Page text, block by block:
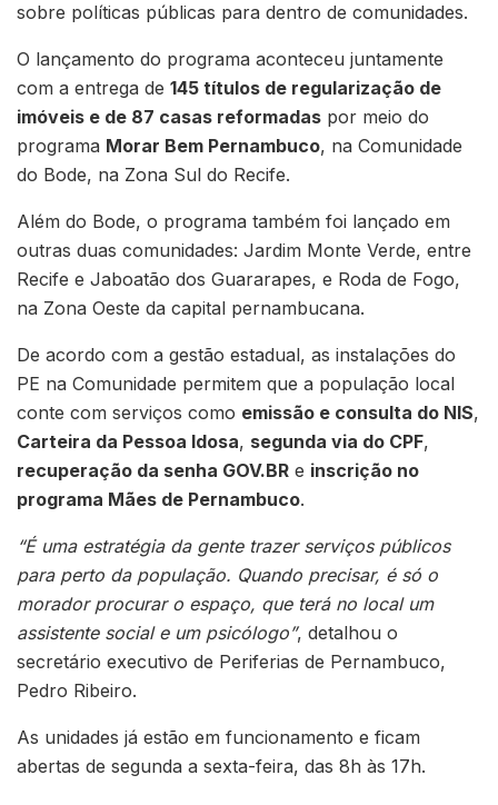
sobre políticas públicas para dentro de comunidades.
O lançamento do programa aconteceu juntamente
com a entrega de 145 títulos de regularização de
imóveis e de 87 casas reformadas por meio do
programa Morar Bem Pernambuco, na Comunidade
do Bode, na Zona Sul do Recife.
Além do Bode, o programa também foi lançado em
outras duas comunidades: Jardim Monte Verde, entre
Recife e Jaboatão dos Guararapes, e Roda de Fogo,
na Zona Oeste da capital pernambucana.
De acordo com a gestão estadual, as instalações do
PE na Comunidade permitem que a população local
conte com serviços como emissão e consulta do NIS,
Carteira da Pessoa Idosa, segunda via do CPF,
recuperação da senha GOV.BR e inscrição no
programa Mães de Pernambuco.
“É uma estratégia da gente trazer serviços públicos
para perto da população. Quando precisar, é só o
morador procurar o espaço, que terá no local um
assistente social e um psicólogo”, detalhou o
secretário executivo de Periferias de Pernambuco,
Pedro Ribeiro.
As unidades já estão em funcionamento e ficam
abertas de segunda a sexta-feira, das 8h às 17h.